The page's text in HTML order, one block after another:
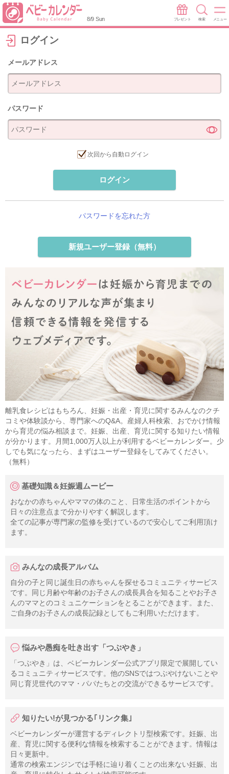
8/9 Sun プレゼント 検索 メニュー
ログイン
メールアドレス
パスワード
次回から自動ログイン
ログイン
パスワードを忘れた方
新規ユーザー登録（無料）
離乳食レシピはもちろん、妊娠・出産・育児に関するみんなのクチ
コミや体験談から、専門家へのQ&A。産婦人科検索、おでかけ情報
から育児の悩み相談まで。妊娠、出産、育児に関する知りたい情報
が分かります。月間1,000万人以上が利用するベビーカレンダー。少
しでも気になったら、まずはユーザー登録をしてみてください。
（無料）
基礎知識＆妊娠週ムービー
おなかの赤ちゃんやママの体のこと、日常生活のポイントから
日々の注意点まで分かりやすく解説します。
全ての記事が専門家の監修を受けているので安心してご利用頂け
ます。
みんなの成長アルバム
自分の子と同じ誕生日の赤ちゃんを探せるコミュニティサービス
です。同じ月齢や年齢のお子さんの成長具合を知ることやお子さ
んのママとのコミュニケーションをとることができます。また、
ご自身のお子さんの成長記録としてもご利用いただけます。
悩みや愚痴を吐き出す「つぶやき」
「つぶやき」は、ベビーカレンダー公式アプリ限定で展開してい
るコミュニティサービスです。他のSNSではつぶやけないことや
同じ育児世代のママ・パパたちとの交流ができるサービスです。
知りたい!が見つかる｢リンク集｣
ベビーカレンダーが運営するディレクトリ型検索です。妊娠、出
産、育児に関する便利な情報を検索することができます。情報は
日々更新中。
通常の検索エンジンでは手軽に辿り着くことの出来ない妊娠、出